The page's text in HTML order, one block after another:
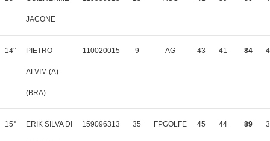
JACONE
14° PIETRO
ALVIM (A)
(BRA)
110020015 9 AG 43 41 84
15° ERIK SILVA DI 159096313 35 FPGOLFE 45 44 89